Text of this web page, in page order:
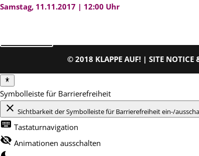
Samstag, 11.11.2017 | 12:00 Uhr
© 2018 KLAPPE AUF! |SITE NOTICE
Symbolleiste für Barrierefreiheit
close Sichtbarkeit der Symbolleiste für Barrierefreiheit ein-/
keyboard Tastaturnavigation
visibility_off Animationen ausschalten